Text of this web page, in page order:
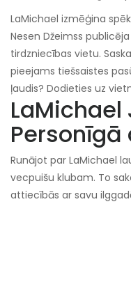
LaMichael izmēģina
Nesen Džeimss
tirdzniecības vietu.
pieejams tiešsaistes
ļaudis? Dodieties uz
Personīgā
Runājot par LaMichael
vecpuišu klubam. To
attiecībās ar savu